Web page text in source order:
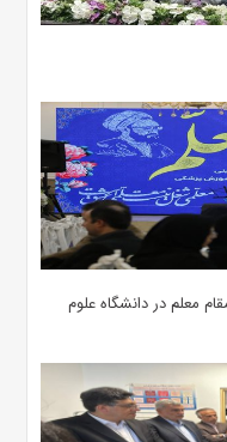
معلم در دانشگاه علوم